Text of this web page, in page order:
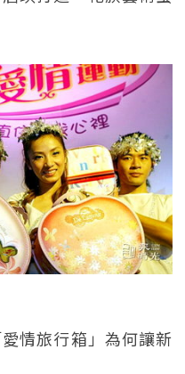
情旅行箱」為何讓新